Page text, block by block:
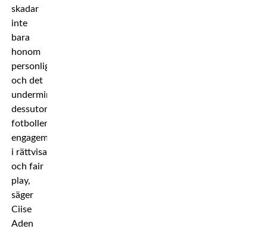
skadar
inte
bara
honom
personligen
och det
underminerar
dessutom
fotbollens
engagemang
i rättvisa
och fair
play,
säger
Ciise
Aden